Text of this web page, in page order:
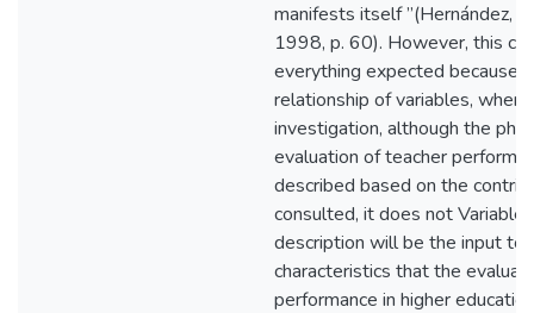
manifests itself ”(Hernández,
1998, p. 60). However, this
everything expected because,
relationship of variables, when
investigation, although the
evaluation of teacher
described based on the
consulted, it does not
description will be the input to
characteristics that the
performance in higher